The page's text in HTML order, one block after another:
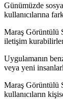
Günümüzde
kullanıcılarına
Maraş Görüntülü
iletişim
Uygulamanın
veya yeni
Maraş Görüntülü
kullanıcıların